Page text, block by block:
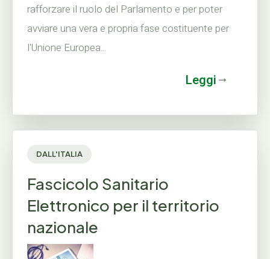
rafforzare il ruolo del Parlamento e per poter
avviare una vera e propria fase costituente per
l'Unione Europea...
Leggi
DALL'ITALIA
Fascicolo Sanitario
Elettronico per il territorio
nazionale